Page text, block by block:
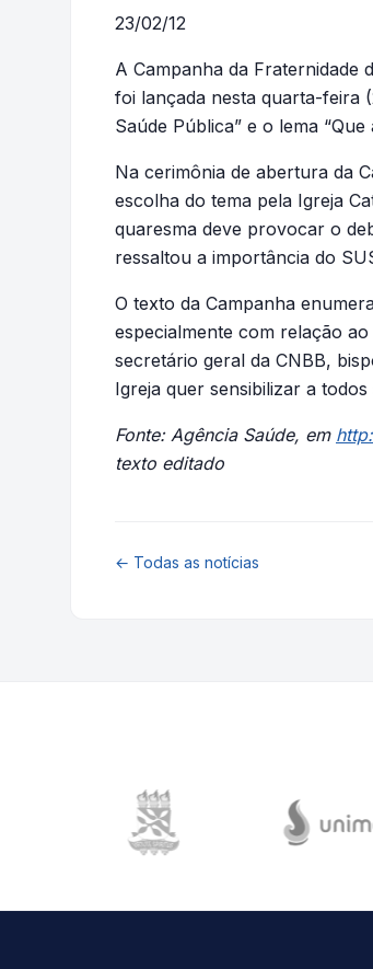
23/02/12
A Campanha da Fraternidade
foi lançada nesta quarta-feira
Saúde Pública” e o lema
Na cerimônia de abertura da
escolha do tema pela Igreja
quaresma deve provocar o
ressaltou a importância do
O texto da Campanha
especialmente com relação
secretário geral da CNBB,
Igreja quer sensibilizar a
Fonte: Agência Saúde, em
texto editado
← Todas as notícias